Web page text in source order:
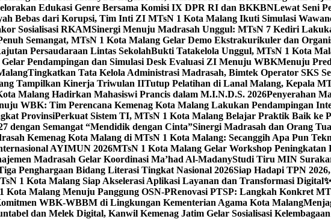
Edukasi Genre Bersama Komisi IX DPR RI dan BKKBNLewat Seni
Bebas dari Korupsi, Tim Inti ZI MTsN 1 Kota Malang Ikuti Simulasi
Sosialisasi RKAMSinergi Menuju Madrasah Unggul: MTsN 7 Kediri
Semangat, MTsN 1 Kota Malang Gelar Demo Ekstrakurikuler dan
Persaudaraan Lintas SekolahBukti Tatakelola Unggul, MTsN 1 Kota
Pendampingan dan Simulasi Desk Evaluasi ZI Menuju WBKMenuju
Tingkatkan Tata Kelola Administrasi Madrasah, Bimtek Operator SKS
Tampilkan Kinerja Triwulan IITutup Pelatihan di Lanal Malang, Kepala
Malang Hadirkan Mahasiswi Prancis dalam M.I.N.D.S. 2026Penyerahan
WBK: Tim Perencana Kemenag Kota Malang Lakukan Pendampingan
ProvinsiPerkuat Sistem TI, MTsN 1 Kota Malang Belajar Praktik Baik ke
dengan Semangat “Mendidik dengan Cinta”Sinergi Madrasah dan Orang
Kemenag Kota Malang di MTsN 1 Kota Malang: Secanggih Apa Pun
AYIMUN 2026MTsN 1 Kota Malang Gelar Workshop
Madrasah Gelar Koordinasi Ma’had Al-MadanyStudi Tiru MIN
Penghargaan Bidang Literasi Tingkat Nasional 2026Siap Hadapi TPN
1 Kota Malang Siap Akselerasi Aplikasi Layanan dan Transformasi Digital
Kota Malang Menuju Panggung OSN-PRenovasi PTSP: Langkah Konkret
WBK-WBBM di Lingkungan Kementerian Agama Kota Malang
dan Melek Digital, Kanwil Kemenag Jatim Gelar Sosialisasi